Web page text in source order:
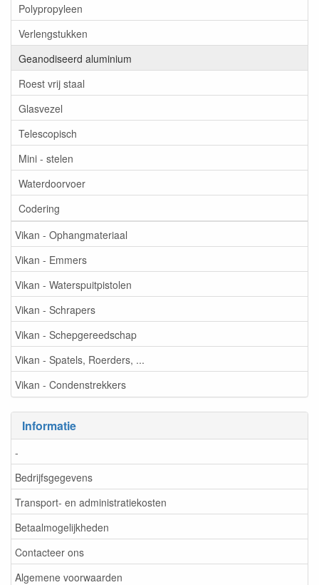
Polypropyleen
Verlengstukken
Geanodiseerd aluminium
Roest vrij staal
Glasvezel
Telescopisch
Mini - stelen
Waterdoorvoer
Codering
Vikan - Ophangmateriaal
Vikan - Emmers
Vikan - Waterspuitpistolen
Vikan - Schrapers
Vikan - Schepgereedschap
Vikan - Spatels, Roerders, ...
Vikan - Condenstrekkers
Informatie
-
Bedrijfsgegevens
Transport- en administratiekosten
Betaalmogelijkheden
Contacteer ons
Algemene voorwaarden